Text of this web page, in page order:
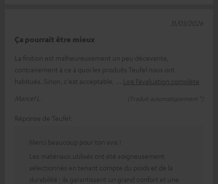
Ça pourrait être mieux
La finition est malheureusement un peu décevante,
contrairement à ce à quoi les produits Teufel nous ont
habitués. Sinon, c'est acceptable,
Lire l’évaluation complète
Marcel L.
(Traduit automatiquement *)
31/03/2026
Réponse de Teufel:
Merci beaucoup pour ton avis !
Les matériaux utilisés ont été soigneusement
sélectionnés en tenant compte du poids et de la
durabilité ; ils garantissent un grand confort et une